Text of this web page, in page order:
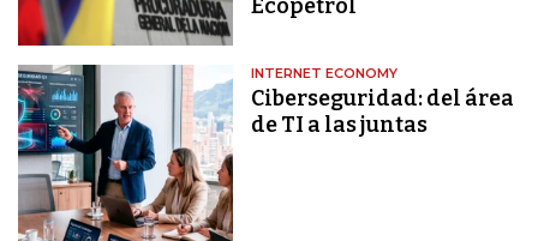
Ecopetrol
INTERNET ECONOMY
Ciberseguridad: del área
de TI a las juntas